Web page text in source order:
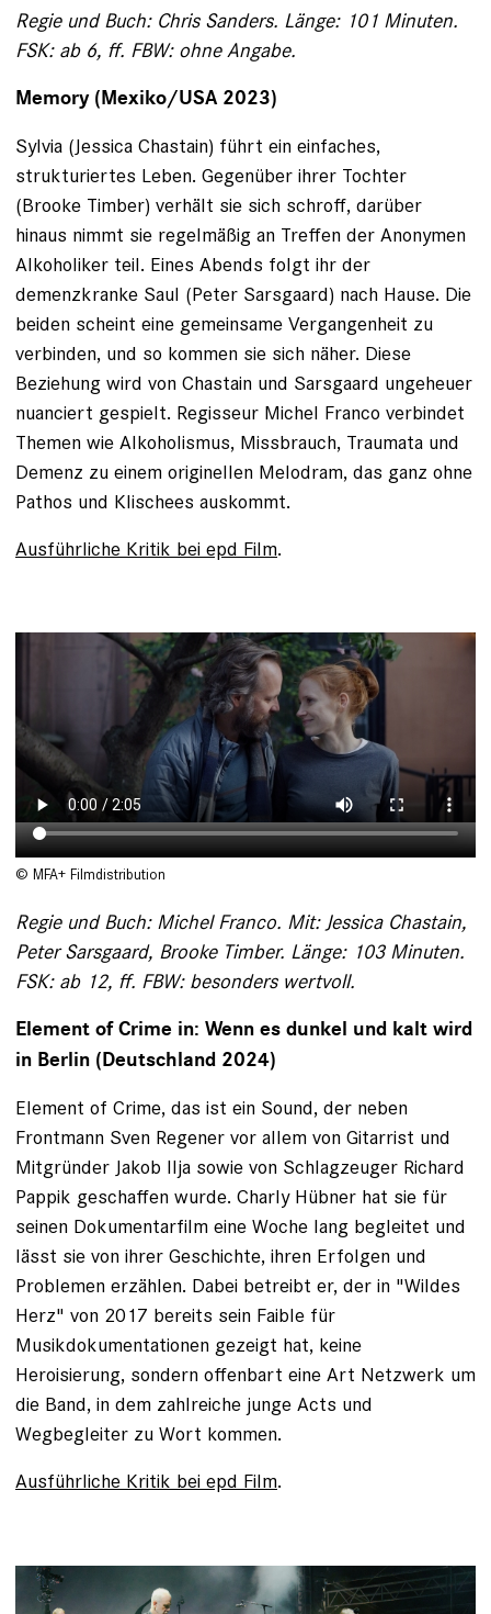
Regie und Buch: Chris Sanders. Länge: 101 Minuten.
FSK: ab 6, ff. FBW: ohne Angabe.
Memory (Mexiko/USA 2023)
Sylvia (Jessica Chastain) führt ein einfaches,
strukturiertes Leben. Gegenüber ihrer Tochter
(Brooke Timber) verhält sie sich schroff, darüber
hinaus nimmt sie regelmäßig an Treffen der Anonymen
Alkoholiker teil. Eines Abends folgt ihr der
demenzkranke Saul (Peter Sarsgaard) nach Hause. Die
beiden scheint eine gemeinsame Vergangenheit zu
verbinden, und so kommen sie sich näher. Diese
Beziehung wird von Chastain und Sarsgaard ungeheuer
nuanciert gespielt. Regisseur Michel Franco verbindet
Themen wie Alkoholismus, Missbrauch, Traumata und
Demenz zu einem originellen Melodram, das ganz ohne
Pathos und Klischees auskommt.
Ausführliche Kritik bei epd Film.
© MFA+ Filmdistribution
Regie und Buch: Michel Franco. Mit: Jessica Chastain,
Peter Sarsgaard, Brooke Timber. Länge: 103 Minuten.
FSK: ab 12, ff. FBW: besonders wertvoll.
Element of Crime in: Wenn es dunkel und kalt wird
in Berlin (Deutschland 2024)
Element of Crime, das ist ein Sound, der neben
Frontmann Sven Regener vor allem von Gitarrist und
Mitgründer Jakob Ilja sowie von Schlagzeuger Richard
Pappik geschaffen wurde. Charly Hübner hat sie für
seinen Dokumentarfilm eine Woche lang begleitet und
lässt sie von ihrer Geschichte, ihren Erfolgen und
Problemen erzählen. Dabei betreibt er, der in "Wildes
Herz" von 2017 bereits sein Faible für
Musikdokumentationen gezeigt hat, keine
Heroisierung, sondern offenbart eine Art Netzwerk um
die Band, in dem zahlreiche junge Acts und
Wegbegleiter zu Wort kommen.
Ausführliche Kritik bei epd Film.